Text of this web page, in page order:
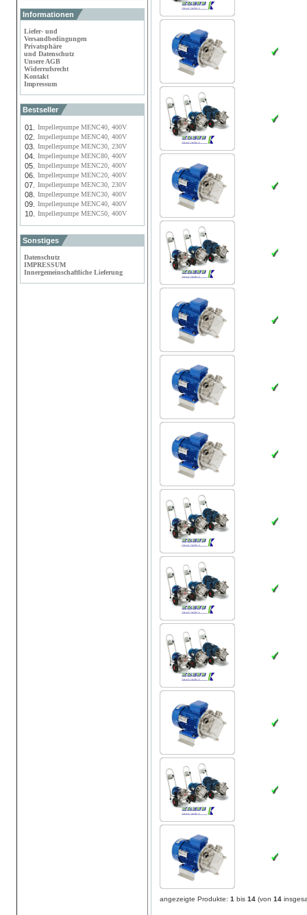
Informationen
Liefer- und
Versandbedingungen
Privatsphäre
und Datenschutz
Unsere AGB
Widerrufsrecht
Kontakt
Impressum
Bestseller
01. Impellerpumpe MENC40, 400V
02. Impellerpumpe MENC40, 400V
03. Impellerpumpe MENC30, 230V
04. Impellerpumpe MENC80, 400V
05. Impellerpumpe MENC20, 400V
06. Impellerpumpe MENC20, 400V
07. Impellerpumpe MENC30, 230V
08. Impellerpumpe MENC30, 400V
09. Impellerpumpe MENC40, 400V
10. Impellerpumpe MENC50, 400V
Sonstiges
Datenschutz
IMPRESSUM
Innergemeinschaftliche Lieferung
angezeigte Produkte: 1 bis 14 (von 14